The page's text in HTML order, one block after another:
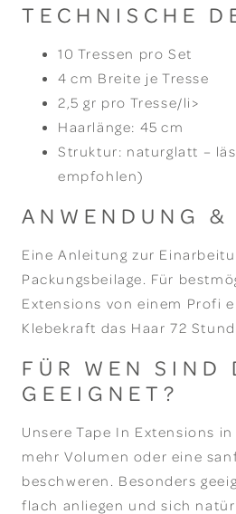
TECHNISCHE
10 Tressen pro Set
4 cm Breite je Tresse
2,5 gr pro Tresse/li>
Haarlänge: 45 cm
Struktur: naturglatt –
empfohlen)
ANWENDUNG &
Eine Anleitung zur
Packungsbeilage. Für
Extensions von einem Profi
Klebekraft das Haar 72
FÜR WEN SIND
GEEIGNET?
Unsere Tape In Extensions
mehr Volumen oder eine
beschweren. Besonders
flach anliegen und sich